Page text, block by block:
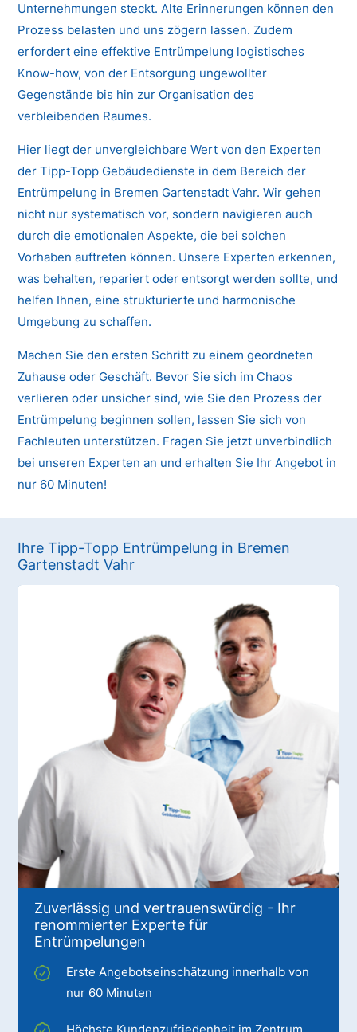
Unternehmungen steckt. Alte Erinnerungen können den
Prozess belasten und uns zögern lassen. Zudem
erfordert eine effektive Entrümpelung logistisches
Know-how, von der Entsorgung ungewollter
Gegenstände bis hin zur Organisation des
verbleibenden Raumes.
Hier liegt der unvergleichbare Wert von den Experten
der Tipp-Topp Gebäudedienste in dem Bereich der
Entrümpelung in Bremen Gartenstadt Vahr. Wir gehen
nicht nur systematisch vor, sondern navigieren auch
durch die emotionalen Aspekte, die bei solchen
Vorhaben auftreten können. Unsere Experten erkennen,
was behalten, repariert oder entsorgt werden sollte, und
helfen Ihnen, eine strukturierte und harmonische
Umgebung zu schaffen.
Machen Sie den ersten Schritt zu einem geordneten
Zuhause oder Geschäft. Bevor Sie sich im Chaos
verlieren oder unsicher sind, wie Sie den Prozess der
Entrümpelung beginnen sollen, lassen Sie sich von
Fachleuten unterstützen. Fragen Sie jetzt unverbindlich
bei unseren Experten an und erhalten Sie Ihr Angebot in
nur 60 Minuten!
Ihre Tipp-Topp Entrümpelung in Bremen
Gartenstadt Vahr
Zuverlässig und vertrauenswürdig - Ihr
renommierter Experte für
Entrümpelungen
Erste Angebotseinschätzung innerhalb von
nur 60 Minuten